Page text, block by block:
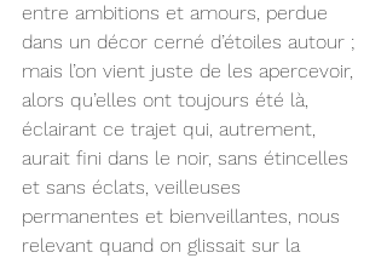
entre ambitions et amours, perdue
dans un décor cerné d’étoiles autour ;
mais l’on vient juste de les apercevoir,
alors qu’elles ont toujours été là,
éclairant ce trajet qui, autrement,
aurait fini dans le noir, sans étincelles
et sans éclats, veilleuses
permanentes et bienveillantes, nous
relevant quand on glissait sur la